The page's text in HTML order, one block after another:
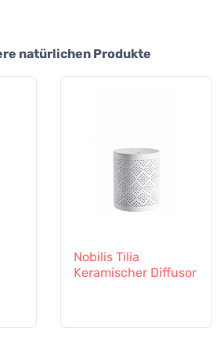
natürlichen Produkte
Nobilis Tilia
Keramischer Diffusor